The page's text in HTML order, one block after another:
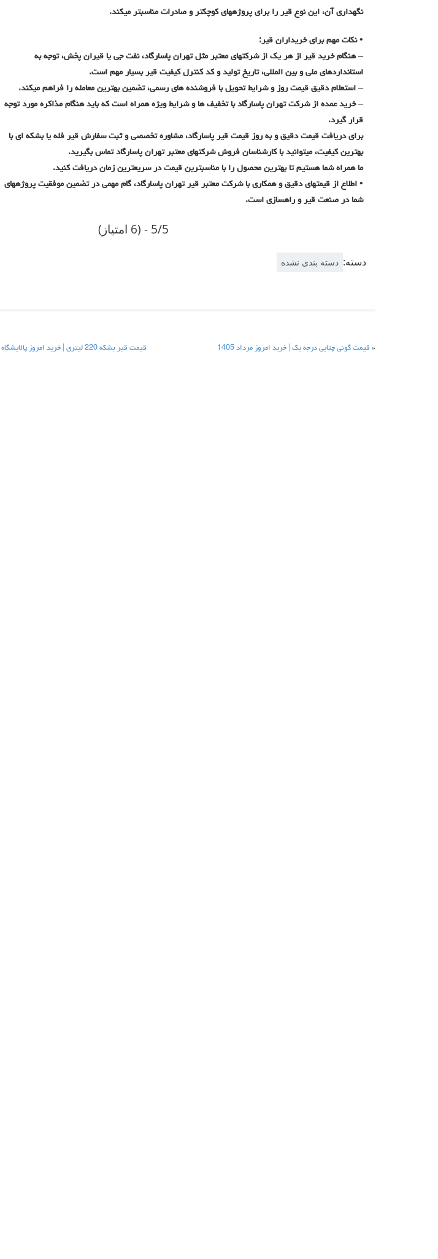
نگهداری آن، این نوع قیر را برای پروژههای کوچکتر و صادرات مناسبتر میکند.
• نکات مهم برای خریداران قیر:
– هنگام خرید قیر از هر یک از شرکتهای معتبر مثل تهران پاسارگاد، نفت جی یا قیران پخش، توجه به
استانداردهای ملی و بین المللی، تاریخ تولید و کد کنترل کیفیت قیر بسیار مهم است.
– استعلام دقیق قیمت روز و شرایط تحویل با فروشنده های رسمی، تضمین بهترین معامله را فراهم میکند.
– خرید عمده از شرکت تهران پاسارگاد با تخفیف ها و شرایط ویژه همراه است که باید هنگام مذاکره مورد توجه
قرار گیرد.
برای دریافت قیمت دقیق و به روز قیمت قیر پاسارگاد، مشاوره تخصصی و ثبت سفارش قیر فله یا بشکه ای با
بهترین کیفیت، میتوانید با کارشناسان فروش شرکتهای معتبر تهران پاسارگاد تماس بگیرید.
ما همراه شما هستیم تا بهترین محصول را با مناسبترین قیمت در سریعترین زمان دریافت کنید.
• اطلاع از قیمتهای دقیق و همکاری با شرکت معتبر قیر تهران پاسارگاد، گام مهمی در تضمین موفقیت پروژههای
شما در صنعت قیر و راهسازی است.
5/5 - (6 امتیاز)
دسته: دسته بندی نشده
« قیمت گونی چتایی درجه یک | خرید امروز مرداد 1405 قیمت قیر بشکه 220 لیتری | خرید امروز پالایشگاه